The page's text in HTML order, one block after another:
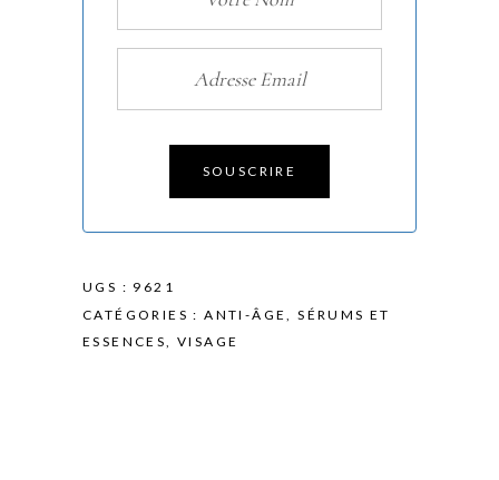
SOUSCRIRE
UGS : 9621
CATÉGORIES :ANTI-ÂGE,SÉRUMS ET
ESSENCES,VISAGE